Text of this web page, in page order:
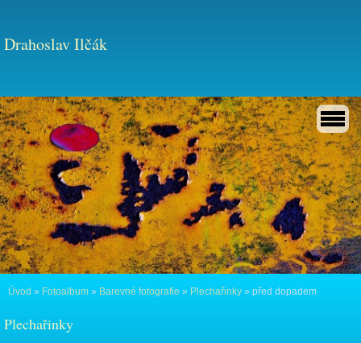
Drahoslav Ilčák
Úvod » Fotoalbum » Barevné fotografie » Plechařinky » před dopadem
Plechařinky